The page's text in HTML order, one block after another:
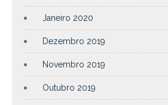
Janeiro 2020
Dezembro 2019
Novembro 2019
Outubro 2019